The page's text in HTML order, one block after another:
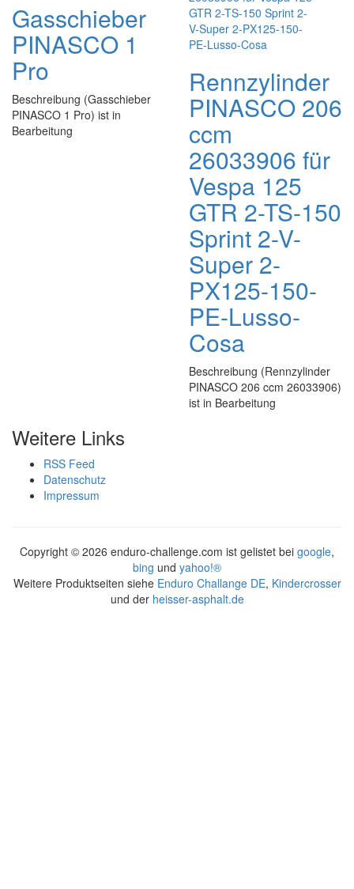
Gasschieber
PINASCO 1
Pro
Beschreibung (Gasschieber
PINASCO 1 Pro) ist in
Bearbeitung
Rennzylinder
PINASCO 206
ccm
26033906 für
Vespa 125
GTR 2-TS-150
Sprint 2-V-
Super 2-
PX125-150-
PE-Lusso-
Cosa
Beschreibung (Rennzylinder
PINASCO 206 ccm 26033906)
ist in Bearbeitung
Weitere Links
RSS Feed
Datenschutz
Impressum
Copyright © 2026 enduro-challenge.com ist gelistet bei google,
bing und yahoo!®
Weitere Produktseiten siehe Enduro Challange DE, Kindercrosser
und der heisser-asphalt.de